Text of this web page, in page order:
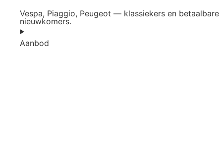
Vespa, Piaggio, Peugeot — klassiekers en betaalbare
nieuwkomers.
Aanbod